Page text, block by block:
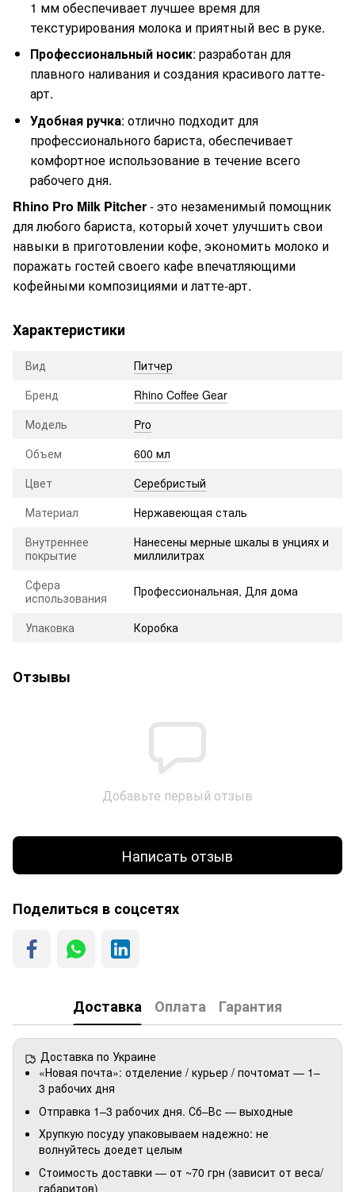
1 мм обеспечивает лучшее время для
текстурирования молока и приятный вес в руке.
Профессиональный носик: разработан для
плавного наливания и создания красивого латте-
арт.
Удобная ручка: отлично подходит для
профессионального бариста, обеспечивает
комфортное использование в течение всего
рабочего дня.
Rhino Pro Milk Pitcher- это незаменимый помощник
для любого бариста, который хочет улучшить свои
навыки в приготовлении кофе, экономить молоко и
поражать гостей своего кафе впечатляющими
кофейными композициями и латте-арт.
Характеристики
Вид
Питчер
Бренд
Rhino Coffee Gear
Модель
Pro
Объем
600 мл
Цвет
Серебристый
Материал
Нержавеющая сталь
Внутреннее
покрытие
Нанесены мерные шкалы в унциях и
миллилитрах
Сфера
использования
Профессиональная, Для дома
Упаковка Коробка
Отзывы
Добавьте первый отзыв
Написать отзыв
Поделиться в соцсетях
Доставка Оплата Гарантия
Доставка по Украине
«Новая почта»: отделение / курьер / почтомат — 1–
3 рабочих дня
Отправка 1–3 рабочих дня. Сб–Вс — выходные
Хрупкую посуду упаковываем надежно: не
волнуйтесь доедет целым
Стоимость доставки — от ~70 грн (зависит от веса/
габаритов)